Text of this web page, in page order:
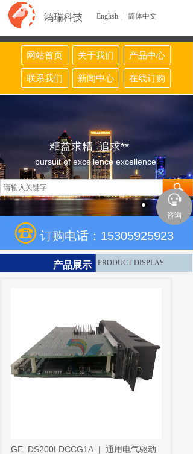
鸿瑞科技 English 简体中文
网站首页 关于我们 产品中心
联系我们 新闻中心 在线订购
精益求精 追求**
pursuit of excellence excellence
订购电话：15305925923
PRODUCT DISPLAY
产品展示
GE DS200LDCCG1A | 通用电气驱动
咨询